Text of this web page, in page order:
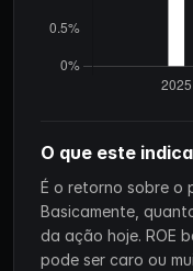
O que este
É o retorno sobre o
Basicamente,
da ação hoje. ROE
pode ser caro ou